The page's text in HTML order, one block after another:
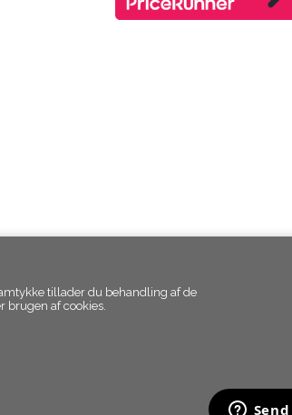
tillader du behandling af de
brugen af cookies.